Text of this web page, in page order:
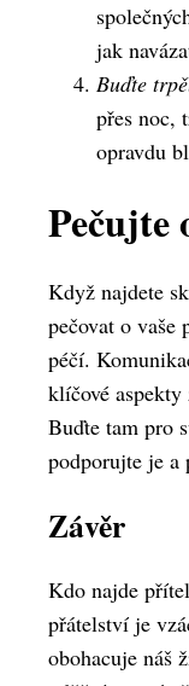
jak
Buďte
přes noc,
opravdu
Pečujte
Když najdete
pečovat o vaše
péčí.
klíčové aspekty
Buďte tam pro
podporujte je a
Závěr
Kdo najde
přátelství je
obohacuje náš